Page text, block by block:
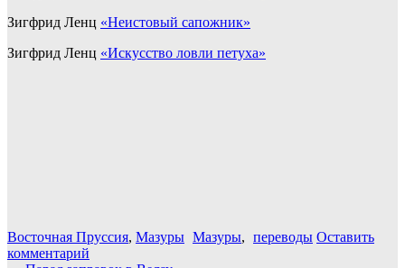
Зигфрид Ленц «Неистовый сапожник»
Зигфрид Ленц «Искусство ловли петуха»
Восточная Пруссия, Мазуры Мазуры, переводы Оставить
комментарий